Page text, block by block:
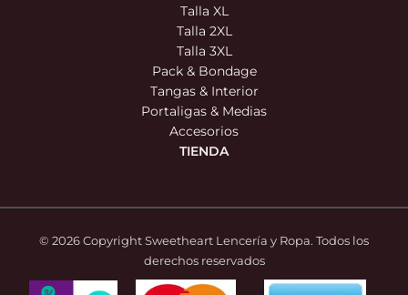
Talla XL
Talla 2XL
Talla 3XL
Pack & Bondage
Tangas & Interior
Portaligas & Medias
Accesorios
TIENDA
© 2026 Copyright Sweetheart Lencería y Ropa. Todos los
derechos reservados